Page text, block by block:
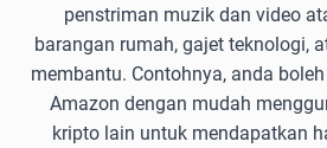
penstriman muzik dan video
barangan rumah, gajet teknologi,
membantu. Contohnya, anda
Amazon dengan mudah
kripto lain untuk mendapatkan